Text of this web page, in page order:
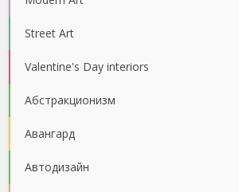
Street Art
Valentine's Day interiors
Абстракционизм
Авангард
Автодизайн